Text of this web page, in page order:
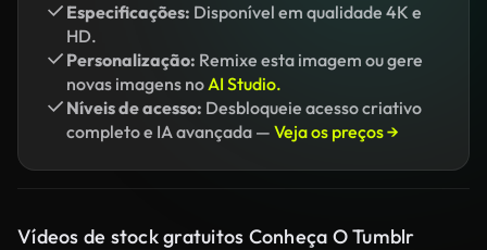
Especificações: Disponível em qualidade 4K e
HD.
Personalização: Remixe esta imagem ou gere
novas imagens noAI Studio.
Níveis de acesso: Desbloqueie acesso criativo
completo e IA avançada — Veja os preços →
Vídeos de stock gratuitos Conheça O Tumblr